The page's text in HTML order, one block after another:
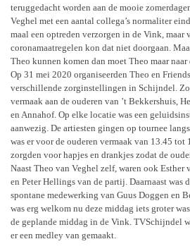
teruggedacht worden aan de mooie
Veghel met een aantal collega’s normaliter
maal een optreden verzorgen in de Vink, maar
coronamaatregelen kon dat niet doorgaan.
Theo kunnen komen dan moet Theo maar naar
Op 31 mei 2020 organiseerden Theo en
verschillende zorginstellingen in Schijndel.
vermaak aan de ouderen van ’t Bekkershuis,
en Annahof. Op elke locatie was een
aanwezig. De artiesten gingen op tournee
was er voor de ouderen vermaak van 13.45
zorgden voor hapjes en drankjes zodat de
Naast Theo van Veghel zelf, waren ook Esther
en Peter Hellings van de partij. Daarnaast was
spontane medewerking van Guus Doggen en
was erg welkom nu deze middag iets groter
de geplande middag in de Vink. TVSchijndel
er een medley van gemaakt.